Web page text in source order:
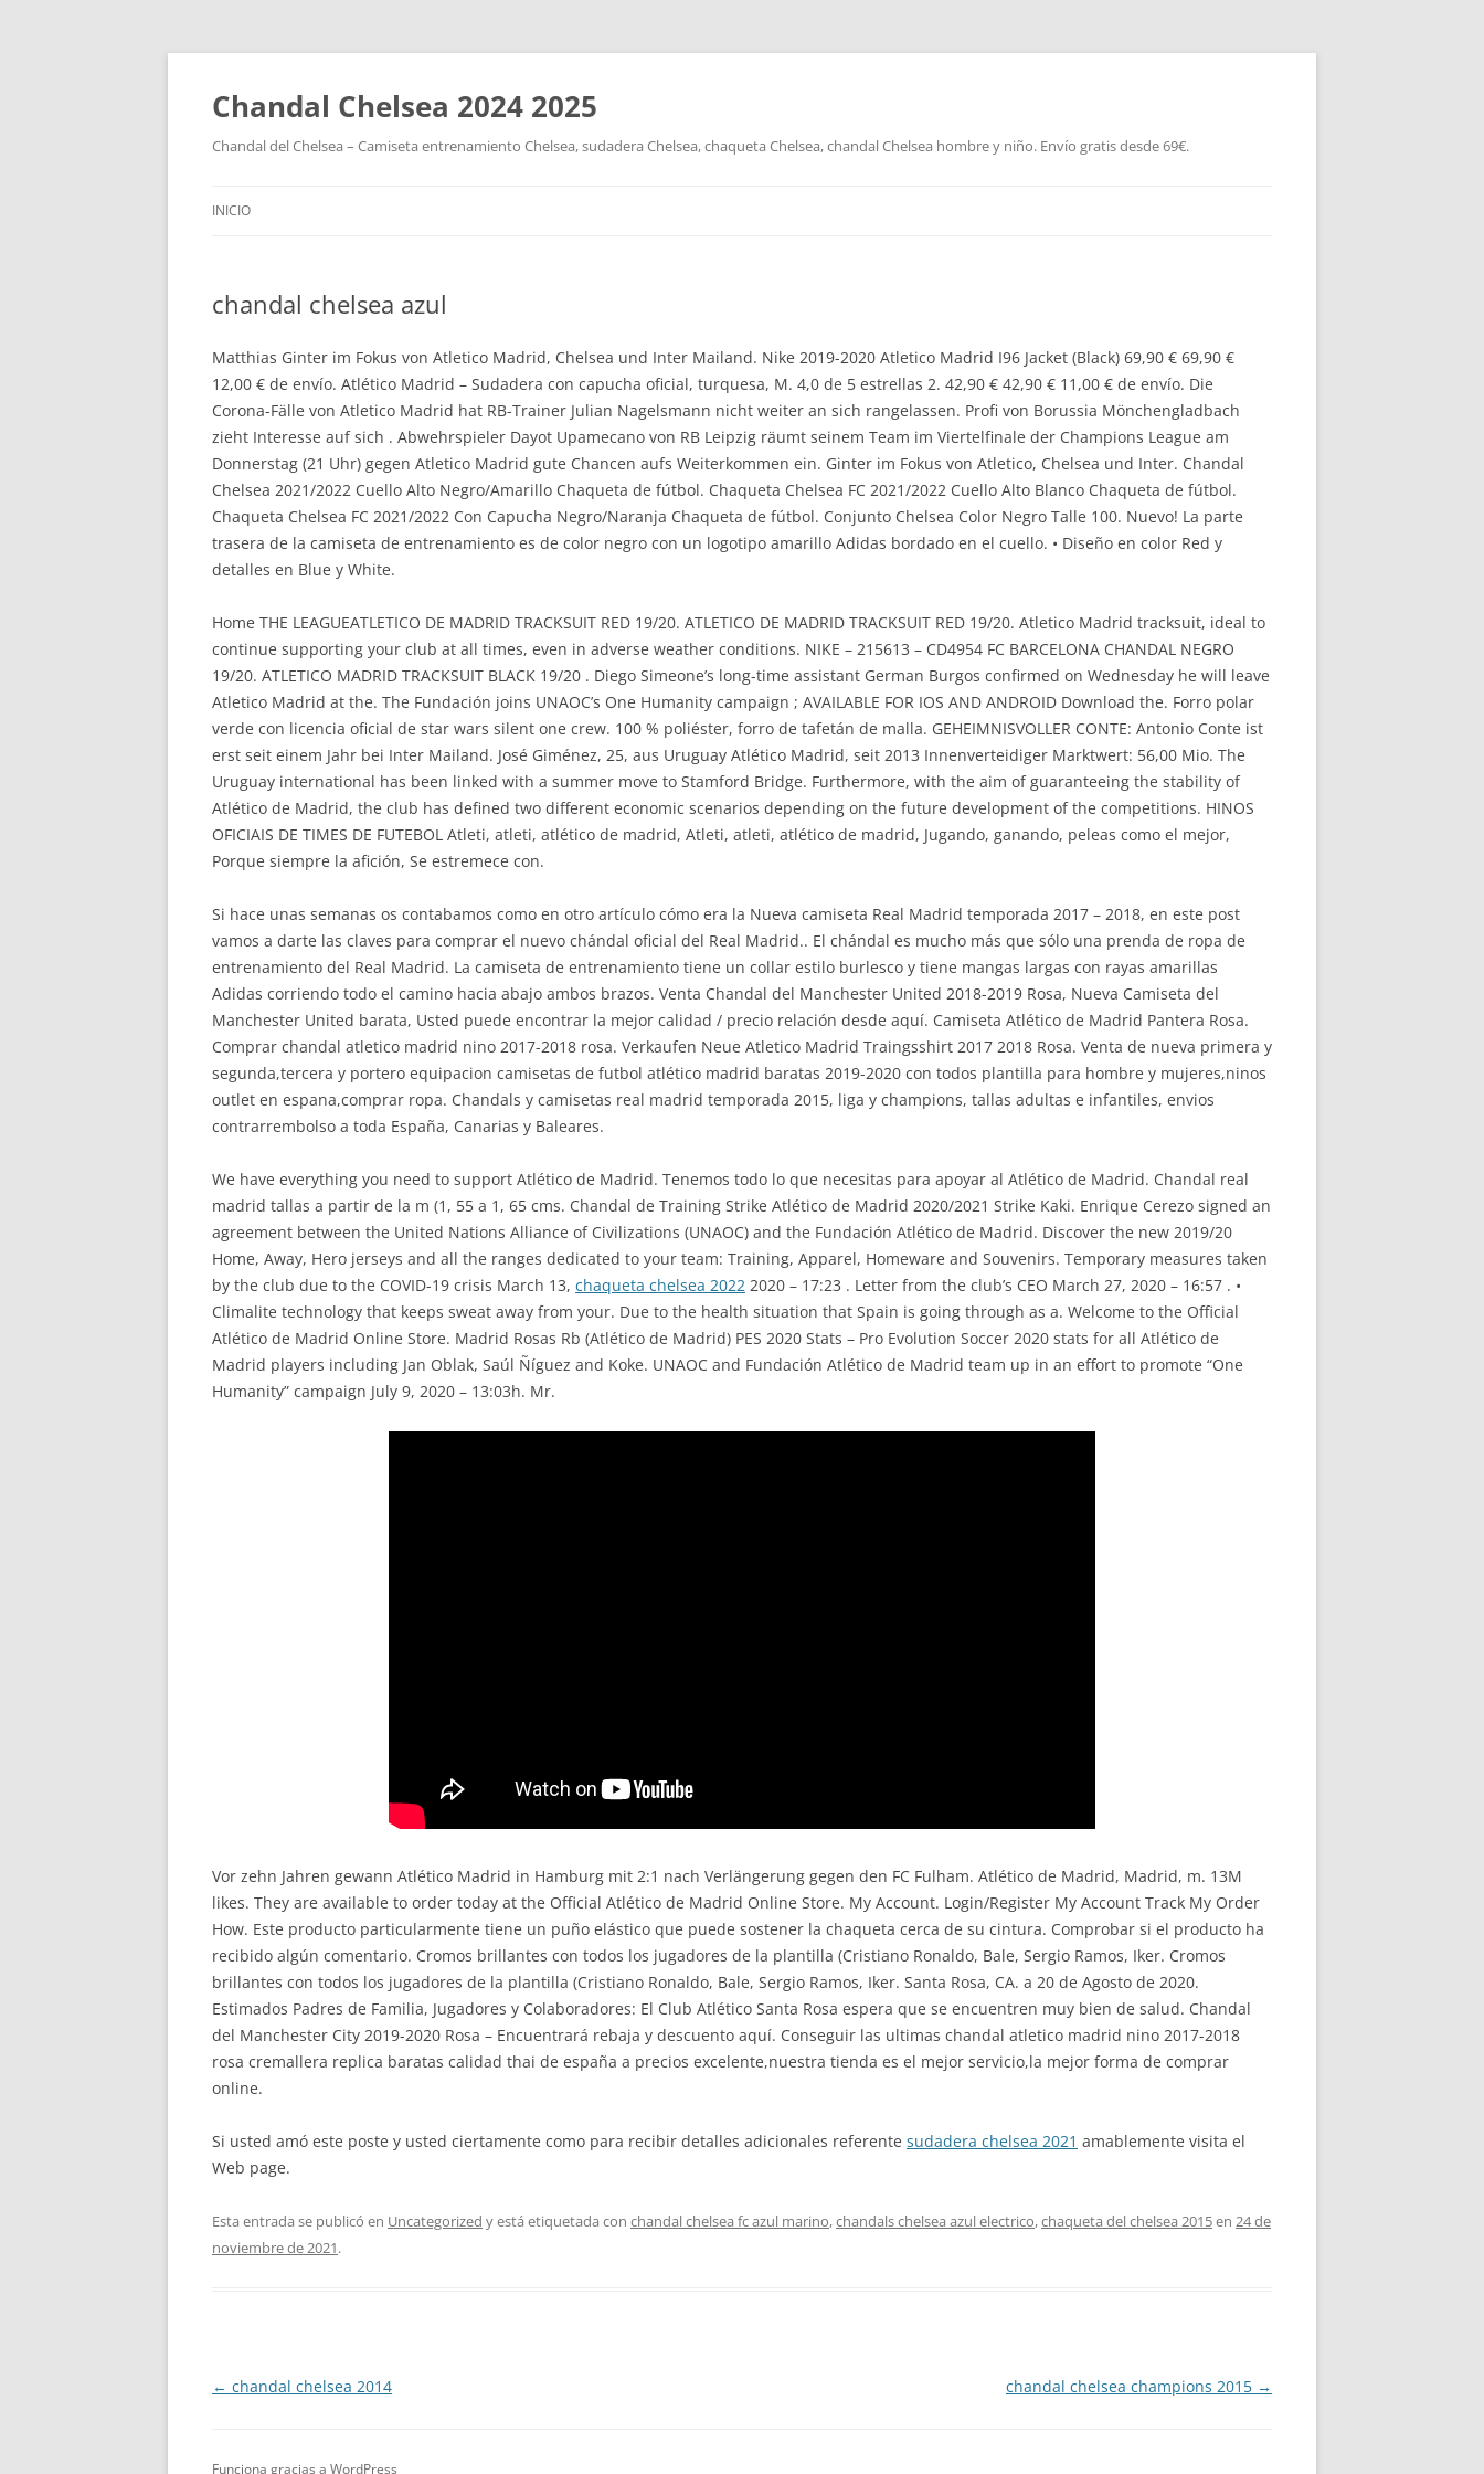
Chandal Chelsea 2024 2025
Chandal del Chelsea – Camiseta entrenamiento Chelsea, sudadera Chelsea, chaqueta Chelsea, chandal Chelsea hombre y niño. Envío gratis desde 69€.
INICIO
chandal chelsea azul
Matthias Ginter im Fokus von Atletico Madrid, Chelsea und Inter Mailand. Nike 2019-2020 Atletico Madrid I96 Jacket (Black) 69,90 € 69,90 €
12,00 € de envío. Atlético Madrid – Sudadera con capucha oficial, turquesa, M. 4,0 de 5 estrellas 2. 42,90 € 42,90 € 11,00 € de envío. Die
Corona-Fälle von Atletico Madrid hat RB-Trainer Julian Nagelsmann nicht weiter an sich rangelassen. Profi von Borussia Mönchengladbach
zieht Interesse auf sich . Abwehrspieler Dayot Upamecano von RB Leipzig räumt seinem Team im Viertelfinale der Champions League am
Donnerstag (21 Uhr) gegen Atletico Madrid gute Chancen aufs Weiterkommen ein. Ginter im Fokus von Atletico, Chelsea und Inter. Chandal
Chelsea 2021/2022 Cuello Alto Negro/Amarillo Chaqueta de fútbol. Chaqueta Chelsea FC 2021/2022 Cuello Alto Blanco Chaqueta de fútbol.
Chaqueta Chelsea FC 2021/2022 Con Capucha Negro/Naranja Chaqueta de fútbol. Conjunto Chelsea Color Negro Talle 100. Nuevo! La parte
trasera de la camiseta de entrenamiento es de color negro con un logotipo amarillo Adidas bordado en el cuello. • Diseño en color Red y
detalles en Blue y White.
Home THE LEAGUEATLETICO DE MADRID TRACKSUIT RED 19/20. ATLETICO DE MADRID TRACKSUIT RED 19/20. Atletico Madrid tracksuit, ideal to
continue supporting your club at all times, even in adverse weather conditions. NIKE – 215613 – CD4954 FC BARCELONA CHANDAL NEGRO
19/20. ATLETICO MADRID TRACKSUIT BLACK 19/20 . Diego Simeone’s long-time assistant German Burgos confirmed on Wednesday he will leave
Atletico Madrid at the. The Fundación joins UNAOC’s One Humanity campaign ; AVAILABLE FOR IOS AND ANDROID Download the. Forro polar
verde con licencia oficial de star wars silent one crew. 100 % poliéster, forro de tafetán de malla. GEHEIMNISVOLLER CONTE: Antonio Conte ist
erst seit einem Jahr bei Inter Mailand. José Giménez, 25, aus Uruguay Atlético Madrid, seit 2013 Innenverteidiger Marktwert: 56,00 Mio. The
Uruguay international has been linked with a summer move to Stamford Bridge. Furthermore, with the aim of guaranteeing the stability of
Atlético de Madrid, the club has defined two different economic scenarios depending on the future development of the competitions. HINOS
OFICIAIS DE TIMES DE FUTEBOL Atleti, atleti, atlético de madrid, Atleti, atleti, atlético de madrid, Jugando, ganando, peleas como el mejor,
Porque siempre la afición, Se estremece con.
Si hace unas semanas os contabamos como en otro artículo cómo era la Nueva camiseta Real Madrid temporada 2017 – 2018, en este post
vamos a darte las claves para comprar el nuevo chándal oficial del Real Madrid.. El chándal es mucho más que sólo una prenda de ropa de
entrenamiento del Real Madrid. La camiseta de entrenamiento tiene un collar estilo burlesco y tiene mangas largas con rayas amarillas
Adidas corriendo todo el camino hacia abajo ambos brazos. Venta Chandal del Manchester United 2018-2019 Rosa, Nueva Camiseta del
Manchester United barata, Usted puede encontrar la mejor calidad / precio relación desde aquí. Camiseta Atlético de Madrid Pantera Rosa.
Comprar chandal atletico madrid nino 2017-2018 rosa. Verkaufen Neue Atletico Madrid Traingsshirt 2017 2018 Rosa. Venta de nueva primera y
segunda,tercera y portero equipacion camisetas de futbol atlético madrid baratas 2019-2020 con todos plantilla para hombre y mujeres,ninos
outlet en espana,comprar ropa. Chandals y camisetas real madrid temporada 2015, liga y champions, tallas adultas e infantiles, envios
contrarrembolso a toda España, Canarias y Baleares.
We have everything you need to support Atlético de Madrid. Tenemos todo lo que necesitas para apoyar al Atlético de Madrid. Chandal real
madrid tallas a partir de la m (1, 55 a 1, 65 cms. Chandal de Training Strike Atlético de Madrid 2020/2021 Strike Kaki. Enrique Cerezo signed an
agreement between the United Nations Alliance of Civilizations (UNAOC) and the Fundación Atlético de Madrid. Discover the new 2019/20
Home, Away, Hero jerseys and all the ranges dedicated to your team: Training, Apparel, Homeware and Souvenirs. Temporary measures taken
by the club due to the COVID-19 crisis March 13, chaqueta chelsea 2022 2020 – 17:23 . Letter from the club’s CEO March 27, 2020 – 16:57 . •
Climalite technology that keeps sweat away from your. Due to the health situation that Spain is going through as a. Welcome to the Official
Atlético de Madrid Online Store. Madrid Rosas Rb (Atlético de Madrid) PES 2020 Stats – Pro Evolution Soccer 2020 stats for all Atlético de
Madrid players including Jan Oblak, Saúl Ñíguez and Koke. UNAOC and Fundación Atlético de Madrid team up in an effort to promote “One
Humanity” campaign July 9, 2020 – 13:03h. Mr.
Vor zehn Jahren gewann Atlético Madrid in Hamburg mit 2:1 nach Verlängerung gegen den FC Fulham. Atlético de Madrid, Madrid, m. 13M
likes. They are available to order today at the Official Atlético de Madrid Online Store. My Account. Login/Register My Account Track My Order
How. Este producto particularmente tiene un puño elástico que puede sostener la chaqueta cerca de su cintura. Comprobar si el producto ha
recibido algún comentario. Cromos brillantes con todos los jugadores de la plantilla (Cristiano Ronaldo, Bale, Sergio Ramos, Iker. Cromos
brillantes con todos los jugadores de la plantilla (Cristiano Ronaldo, Bale, Sergio Ramos, Iker. Santa Rosa, CA. a 20 de Agosto de 2020.
Estimados Padres de Familia, Jugadores y Colaboradores: El Club Atlético Santa Rosa espera que se encuentren muy bien de salud. Chandal
del Manchester City 2019-2020 Rosa – Encuentrará rebaja y descuento aquí. Conseguir las ultimas chandal atletico madrid nino 2017-2018
rosa cremallera replica baratas calidad thai de españa a precios excelente,nuestra tienda es el mejor servicio,la mejor forma de comprar
online.
Si usted amó este poste y usted ciertamente como para recibir detalles adicionales referente sudadera chelsea 2021 amablemente visita el
Web page.
Esta entrada se publicó en Uncategorized y está etiquetada con chandal chelsea fc azul marino,chandals chelsea azul electrico,chaqueta del chelsea 2015en 24 de
noviembre de 2021.
Navegación
← chandal chelsea 2014 chandal chelsea champions 2015 →
Funciona gracias a WordPress